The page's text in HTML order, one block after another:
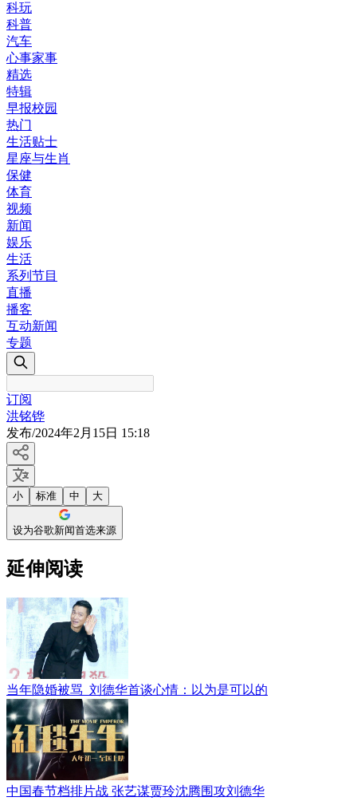
科玩
科普
汽车
心事家事
精选
特辑
早报校园
热门
生活贴士
星座与生肖
保健
体育
视频
新闻
娱乐
生活
系列节目
直播
播客
互动新闻
专题
订阅
洪铭铧
发布/2024年2月15日 15:18
小 标准 中 大
设为谷歌新闻首选来源
延伸阅读
当年隐婚被骂 刘德华首谈心情：以为是可以的
中国春节档排片战 张艺谋贾玲沈腾围攻刘德华